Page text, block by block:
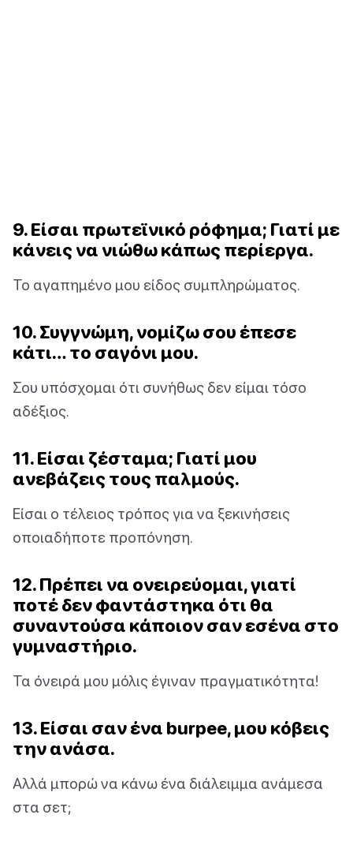
9. Είσαι πρωτεϊνικό ρόφημα; Γιατί με
κάνεις να νιώθω κάπως περίεργα.
Το αγαπημένο μου είδος συμπληρώματος.
10. Συγγνώμη, νομίζω σου έπεσε
κάτι… το σαγόνι μου.
Σου υπόσχομαι ότι συνήθως δεν είμαι τόσο
αδέξιος.
11. Είσαι ζέσταμα; Γιατί μου
ανεβάζεις τους παλμούς.
Είσαι ο τέλειος τρόπος για να ξεκινήσεις
οποιαδήποτε προπόνηση.
12. Πρέπει να ονειρεύομαι, γιατί
ποτέ δεν φαντάστηκα ότι θα
συναντούσα κάποιον σαν εσένα στο
γυμναστήριο.
Τα όνειρά μου μόλις έγιναν πραγματικότητα!
13. Είσαι σαν ένα burpee, μου κόβεις
την ανάσα.
Αλλά μπορώ να κάνω ένα διάλειμμα ανάμεσα
στα σετ;